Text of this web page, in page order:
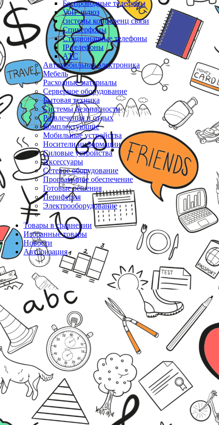
Беспроводные телефоны
VoIP-шлюз
системы конференц связи
Спикерфоны
Стационарные телефоны
IP телефоны
АТС
Автомобильная электроника
Мебель
Расходные материалы
Серверное оборудование
Бытовая техника
Системы безопасности
Развлечения и отдых
Комплектующие
Мобильные устройства
Носители информации
Силовые устройства
Аксессуары
Сетевое оборудование
Программное обеспечение
Готовые решения
Периферия
Электрооборудование
Товары в сравнении
Избранные товары
Новости
Авторизация